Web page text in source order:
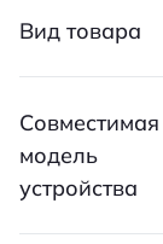
Вид товара
Совместимая
модель
устройства